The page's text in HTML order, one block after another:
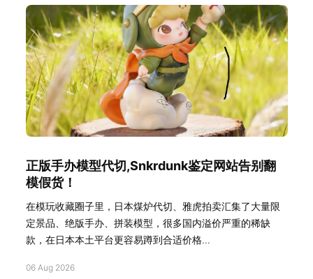
正版手办模型代切,Snkrdunk鉴定网站告别翻
模假货！
在模玩收藏圈子里，日本煤炉代切、雅虎拍卖汇集了大量限
定景品、绝版手办、拼装模型，很多国内溢价严重的稀缺
款，在日本本土平台更容易蹲到合适价格...
06 Aug 2026